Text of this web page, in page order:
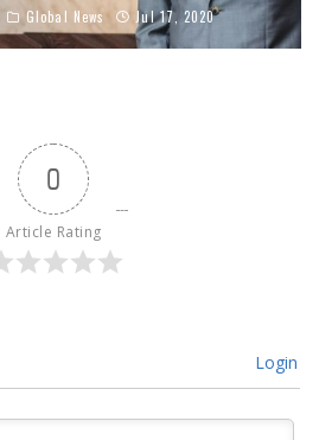
Global News Jul 17, 2020
0
Article Rating
Login